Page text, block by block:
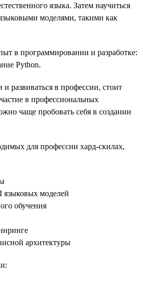
языка. Затем научиться
моделями, такими как
в программировании и разработке:
Python.
развиваться в профессии, стоит
в профессиональных
чаще пробовать себя в создании
для профессии хард-скилах,
языковых моделей
обучения
архитектуры